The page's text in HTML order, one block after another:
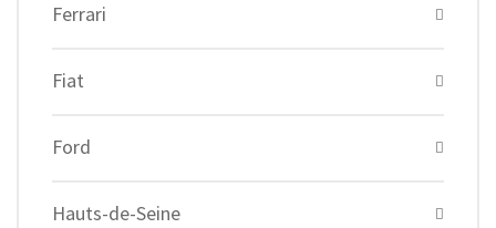
Ferrari
Fiat
Ford
Hauts-de-Seine